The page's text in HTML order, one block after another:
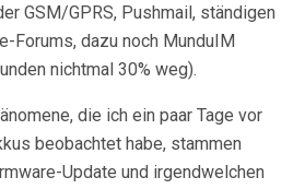
GSM/GPRS, Pushmail, ständigen
Forums, dazu noch MunduIM
nichtmal 30% weg).
die ich ein paar Tage vor
beobachtet habe, stammen
Update und irgendwelchen